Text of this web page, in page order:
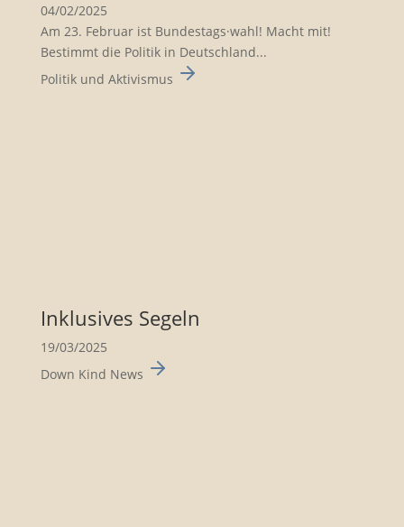
04/02/2025
Am 23. Februar ist Bundes­tags·wahl! Macht mit!
Bestimmt die Politik in Deutsch­land...
Politik und Aktivismus
Inklu­sives Segeln
19/03/2025
Down Kind News